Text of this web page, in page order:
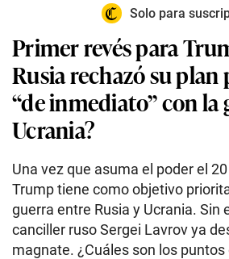
Solo para
Primer revés para
Rusia rechazó su plan
“de inmediato” con la
Ucrania?
Una vez que asuma el poder el
Trump tiene como objetivo
guerra entre Rusia y Ucrania. Sin
canciller ruso Sergei Lavrov ya
magnate. ¿Cuáles son los